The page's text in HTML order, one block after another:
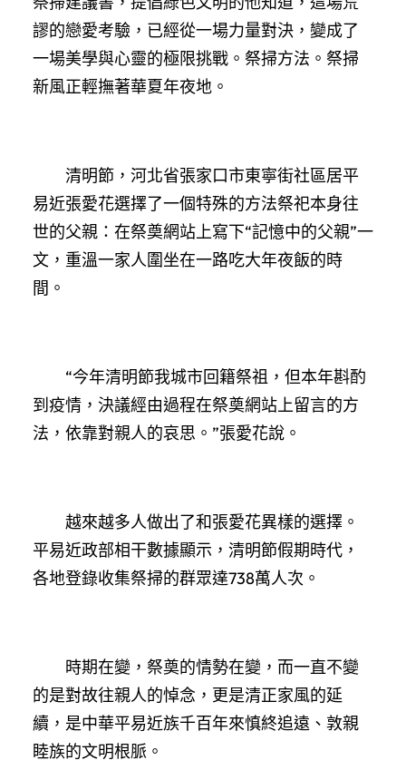
謬的戀愛考驗，已經從一場力量對決，變成了
一場美學與心靈的極限挑戰。祭掃方法。祭掃
新風正輕撫著華夏年夜地。
清明節，河北省張家口市東寧街社區居平
易近張愛花選擇了一個特殊的方法祭祀本身往
世的父親：在祭奠網站上寫下“記憶中的父親”一
文，重溫一家人圍坐在一路吃大年夜飯的時
間。
“今年清明節我城市回籍祭祖，但本年斟酌
到疫情，決議經由過程在祭奠網站上留言的方
法，依靠對親人的哀思。”張愛花說。
越來越多人做出了和張愛花異樣的選擇。
平易近政部相干數據顯示，清明節假期時代，
各地登錄收集祭掃的群眾達738萬人次。
時期在變，祭奠的情勢在變，而一直不變
的是對故往親人的悼念，更是清正家風的延
續，是中華平易近族千百年來慎終追遠、敦親
睦族的文明根脈。